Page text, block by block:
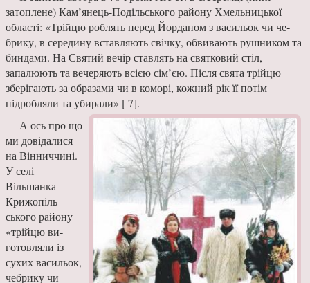
затоплене) Кам’я­нець-Подільського району Хмель­ницької
області: «Трійцю роблять перед Йорданом з васильок чи че­
брику, в середину вставляють свічку, обвивають рушни­ком та
биндами. На Святий вечір став­лять на святковий стіл,
запалюють та вечеряють всією сім’єю. Після свята трійцю
зберігають за образами чи в коморі, кожний рік її потім
підробляли та убирали» [ 7].
А ось про що
ми довідалися
на Вінниччині.
У селі
Вільшанка
Крижопіль­
ського району
«трійцю ви­
готовляли із
сухих васильок,
чебрику чи